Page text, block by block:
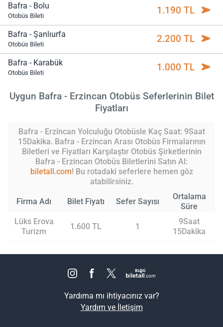
Bafra - Bolu
Otobüs Bileti 1.190 TL
Bafra - Şanlıurfa
Otobüs Bileti 2.200 TL
Bafra - Karabük
Otobüs Bileti 1.000 TL
Uygun Bafra - Erzincan Otobüs Seferlerinin Bilet
Fiyatları
Bafra - Erzincan Yolculuğu Otobüsle Kaç Saat: 9Saat
15Dakika. Bafra - Erzincan Arası Otobüs Firmalarının
Biletleri ve Fiyatları Karşılaştır Otobüs Şirketlerinin
Bafra - Erzincan Otobüs Biletlerini Satın Al:
biletall.com! Bu rotadaki seferlere hemen göz
atabilirsiniz.
Firma Adı Bilet Fiyatı Sefer Sayısı
Ortalama
Süre
Lüks Erova
Turizm
1.600 TL 1
9Saat
15Dakika
Yardıma mı ihtiyacınız var?
Yardım ve İletişim